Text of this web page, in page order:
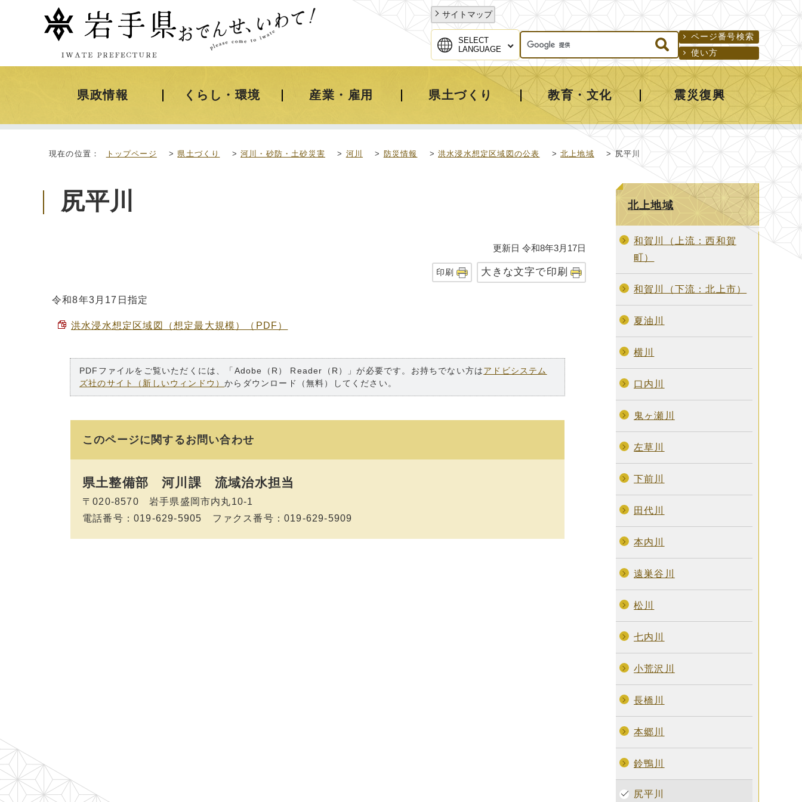
サイトマップ
SELECT
LANGUAGE
ページ番号検索
使い方
県政情報 くらし・環境 産業・雇用 県土づくり 教育・文化 震災復興
現在の位置： トップページ > 県土づくり >河川・砂防・土砂災害 > 河川 > 防災情報 >洪水浸水想定区域図の公表 >北上地域 > 尻平川
尻平川
更新日 令和8年3月17日
印刷 大きな文字で印刷
令和8年3月17日指定
洪水浸水想定区域図（想定最大規模）（PDF）
PDFファイルをご覧いただくには、「Adobe（R） Reader（R）」が必要です。お持ちでない方はアドビシステム
ズ社のサイト（新しいウィンドウ）からダウンロード（無料）してください。
このページに関するお問い合わせ
県土整備部 河川課流域治水担当
〒020-8570 岩手県盛岡市内丸10-1
電話番号：019-629-5905 ファクス番号：019-629-5909
北上地域
和賀川（上流：西和賀
町）
和賀川（下流：北上市）
夏油川
横川
口内川
鬼ヶ瀬川
左草川
下前川
田代川
本内川
遠巣谷川
松川
七内川
小荒沢川
長橋川
本郷川
鈴鴨川
尻平川